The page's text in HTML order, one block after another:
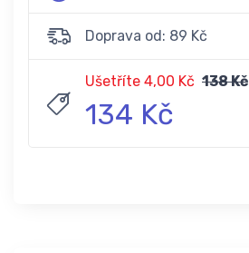
Doprava od: 89 Kč
Ušetříte 4,00 Kč 138 Kč
134 Kč